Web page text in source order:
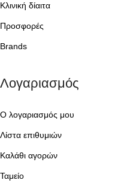
Κλινική δίαιτα
Προσφορές
Brands
Λογαριασμός
Ο λογαριασμός μου
Λίστα επιθυμιών
Καλάθι αγορών
Ταμείο